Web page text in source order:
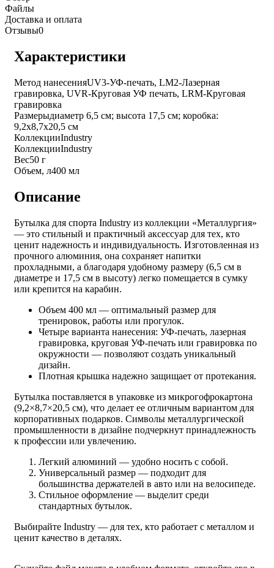
Файлы
Доставка и оплата
Отзывы0
Характеристики
Метод нанесенияUV3-УФ-печать, LM2-Лазерная
гравировка, UVR-Круговая УФ печать, LRM-Круговая
гравировка
Размерыдиаметр 6,5 см; высота 17,5 см; коробка:
9,2х8,7х20,5 см
КоллекцииIndustry
КоллекцииIndustry
Вес50 г
Объем, л400 мл
Описание
Бутылка для спорта Industry из коллекции «Металлургия»
— это стильный и практичный аксессуар для тех, кто
ценит надежность и индивидуальность. Изготовленная из
прочного алюминия, она сохраняет напитки
прохладными, а благодаря удобному размеру (6,5 см в
диаметре и 17,5 см в высоту) легко помещается в сумку
или крепится на карабин.
Объем 400 мл — оптимальный размер для
тренировок, работы или прогулок.
Четыре варианта нанесения: УФ-печать, лазерная
гравировка, круговая УФ-печать или гравировка по
окружности — позволяют создать уникальный
дизайн.
Плотная крышка надежно защищает от протекания.
Бутылка поставляется в упаковке из микрогофрокартона
(9,2×8,7×20,5 см), что делает ее отличным вариантом для
корпоративных подарков. Символы металлургической
промышленности в дизайне подчеркнут принадлежность
к профессии или увлечению.
Легкий алюминий — удобно носить с собой.
Универсальный размер — подходит для
большинства держателей в авто или на велосипеде.
Стильное оформление — выделит среди
стандартных бутылок.
Выбирайте Industry — для тех, кто работает с металлом и
ценит качество в деталях.